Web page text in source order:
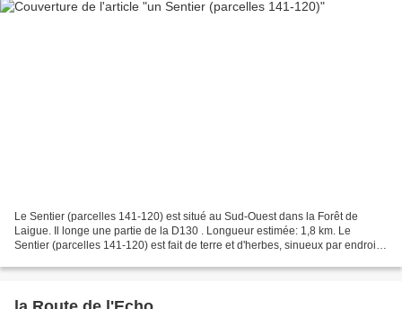
Le Sentier (parcelles 141-120) est situé au Sud-Ouest dans la Forêt de
Laigue. Il longe une partie de la D130 . Longueur estimée: 1,8 km. Le
Sentier (parcelles 141-120) est fait de terre et d'herbes, sinueux par endroit,